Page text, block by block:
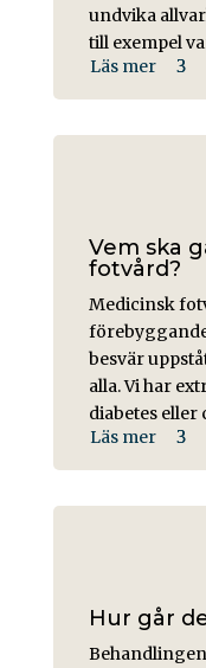
undvika
till exempel
Läs mer
Vem ska
fotvård?
Medicinsk
besvär
alla. Vi har
diabetes
Läs mer
Hur går